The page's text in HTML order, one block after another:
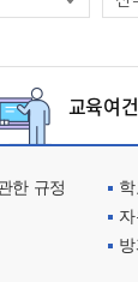
교육여건
한 규정 학
방